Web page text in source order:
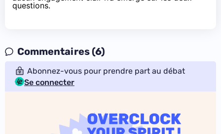
questions.
Commentaires (6)
Abonnez-vous pour prendre part au débat
Se connecter